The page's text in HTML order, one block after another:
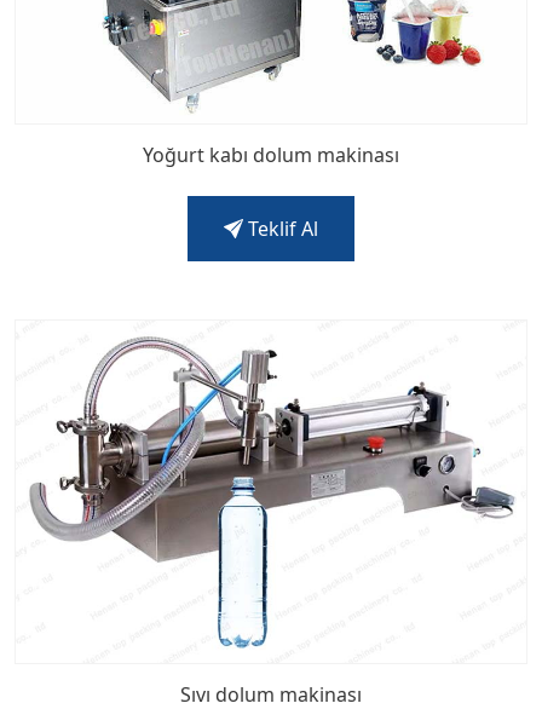
Yoğurt kabı dolum makinası
Teklif Al
Sıvı dolum makinası